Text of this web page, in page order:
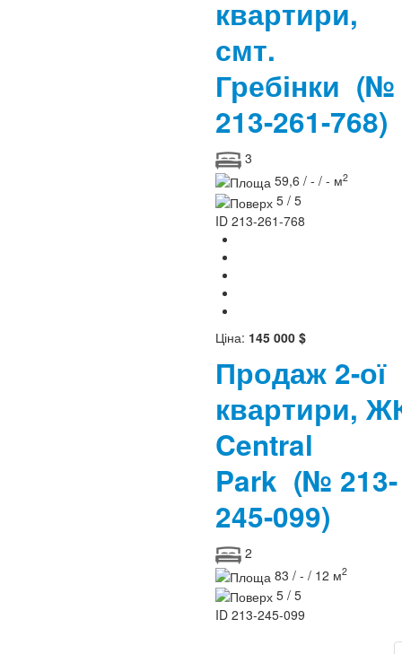
квартири,
смт.
Гребінки (№
213-261-768)
3
59,6 / - / - м2
5 / 5
ID 213-261-768
Ціна: 145 000 $
Продаж 2-ої
квартири,
Central
Park (№ 213-
245-099)
2
83 / - / 12 м2
5 / 5
ID 213-245-099